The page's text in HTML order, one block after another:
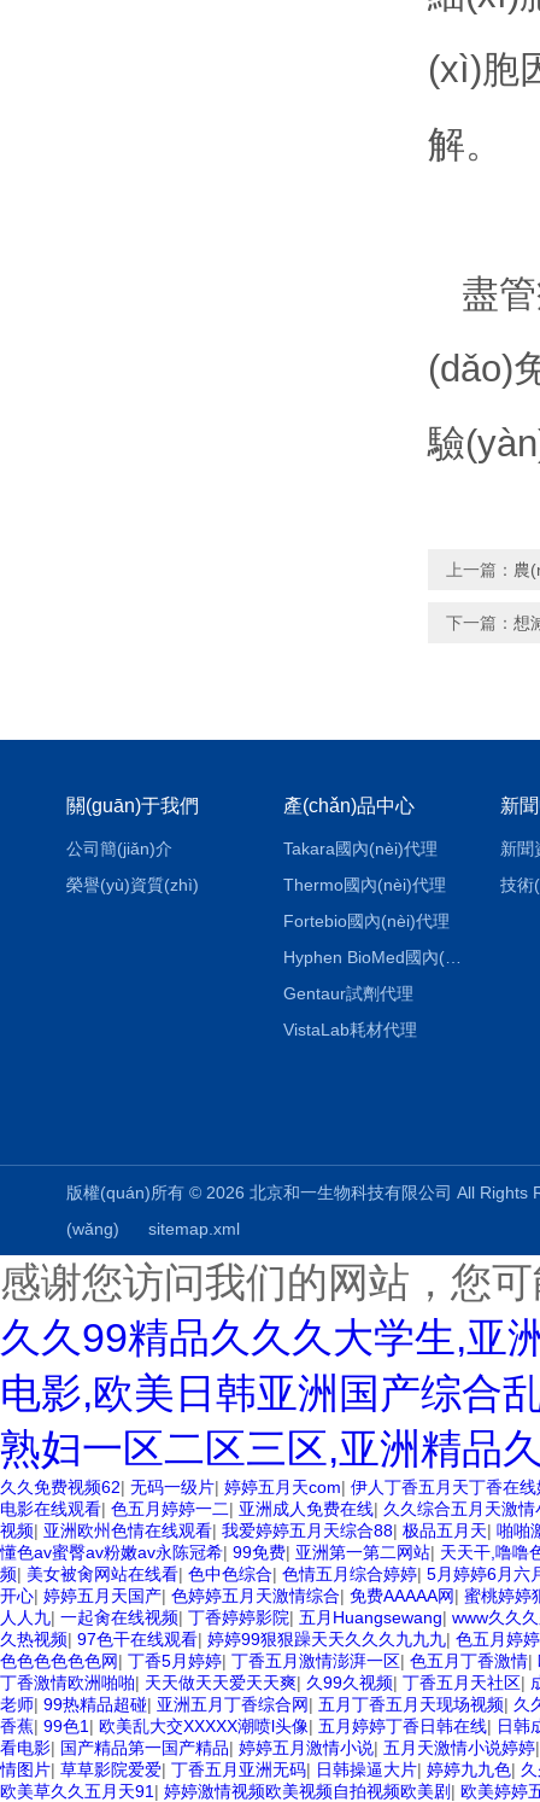
(xì)胞
解。
盡
(dǎo)
驗
上一篇： 農
下一篇： 想
關(guān)于我們
公司簡(jiǎn)介
榮譽(yù)資質(zhì)
產(chǎn)品中心
Takara國內(nèi)代理
Thermo國內(nèi)代理
Fortebio國內(nèi)代理
Hyphen BioMed國內(nèi)代理
Gentaur試劑代理
VistaLab耗材代理
新
新聞
技術
版權(quán)所有 © 2026 北京和一生物科技有限公司 All
(wǎng)
sitemap.xml
感谢您访问我们的网站，您
久久99精品久久久大学生,亚
电影,欧美日韩亚洲国产综合
熟妇一区二区三区,亚洲精品
久久免费视频62| 无码一级片| 婷婷五月天com| 伊人丁香五月天丁香在线
电影在线观看| 色五月婷婷一二| 亚洲成人免费在线| 久久综合五月天激情
视频| 亚洲欧州色情在线观看| 我爱婷婷五月天综合88| 极品五月天| 啪啪
懂色av蜜臀av粉嫩av永陈冠希| 99免费| 亚洲第一第二网站| 天天干,噜噜
频| 美女被肏网站在线看| 色中色综合| 色情五月综合婷婷| 5月婷婷6月六
开心| 婷婷五月天国产| 色婷婷五月天激情综合| 免费AAAAA网| 蜜桃婷婷
人人九| 一起肏在线视频| 丁香婷婷影院| 五月Huangsewang| www久久
久热视频| 97色干在线观看| 婷婷99狠狠躁天天久久久九九九| 色五月婷
色色色色色色网| 丁香5月婷婷| 丁香五月激情澎湃一区| 色五月丁香激情|
丁香激情欧洲啪啪| 天天做天天爱天天爽| 久99久视频| 丁香五月天社区|
老师| 99热精品超碰| 亚洲五月丁香综合网| 五月丁香五月天现场视频| 久
香蕉| 99色1 | 欧美乱大交XXXXX潮喷l头像| 五月婷婷丁香日韩在线| 日韩
看电影| 国产精品第一国产精品| 婷婷五月激情小说| 五月天激情小说婷婷
情图片| 草草影院爱爱| 丁香五月亚洲无码| 日韩操逼大片| 婷婷九九色|
欧美草久久五月天91 | 婷婷激情视频欧美视频自拍视频欧美剧 | 欧美婷婷